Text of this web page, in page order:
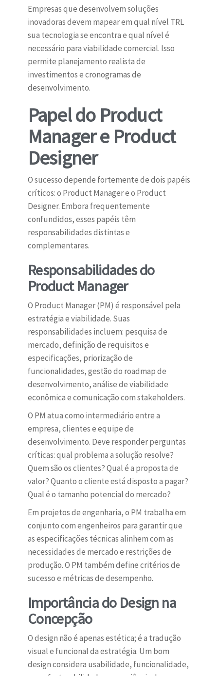
Empresas que desenvolvem soluções
inovadoras devem mapear em qual nível TRL
sua tecnologia se encontra e qual nível é
necessário para viabilidade comercial. Isso
permite planejamento realista de
investimentos e cronogramas de
desenvolvimento.
Papel do Product
Manager e Product
Designer
O sucesso depende fortemente de dois papéis
críticos: o Product Manager e o Product
Designer. Embora frequentemente
confundidos, esses papéis têm
responsabilidades distintas e
complementares.
Responsabilidades do
Product Manager
O Product Manager (PM) é responsável pela
estratégia e viabilidade. Suas
responsabilidades incluem: pesquisa de
mercado, definição de requisitos e
especificações, priorização de
funcionalidades, gestão do roadmap de
desenvolvimento, análise de viabilidade
econômica e comunicação com stakeholders.
O PM atua como intermediário entre a
empresa, clientes e equipe de
desenvolvimento. Deve responder perguntas
críticas: qual problema a solução resolve?
Quem são os clientes? Qual é a proposta de
valor? Quanto o cliente está disposto a pagar?
Qual é o tamanho potencial do mercado?
Em projetos de engenharia, o PM trabalha em
conjunto com engenheiros para garantir que
as especificações técnicas alinhem com as
necessidades de mercado e restrições de
produção. O PM também define critérios de
sucesso e métricas de desempenho.
Importância do Design na
Concepção
O design não é apenas estética; é a tradução
visual e funcional da estratégia. Um bom
design considera usabilidade, funcionalidade,